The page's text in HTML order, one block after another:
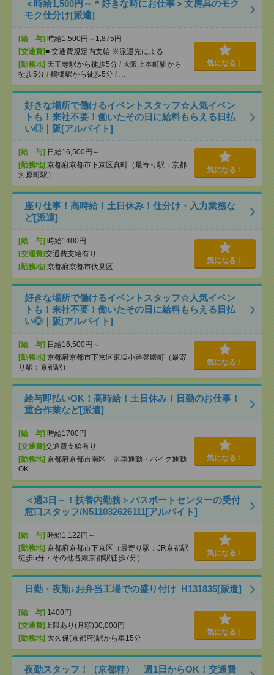
＜時給1,500円～＊好きな時にお仕事＞文房具のモク
モク仕分け[派遣]
[給 与] 時給1,500円～1,875円
[交通費]■ 交通費規定内支給 ※派遣先による
[勤務地] 天王寺駅から徒歩5分 / 大阪上本町駅から
徒歩5分 / 鶴橋駅から徒歩5分 / …
気になる！
好きな場所で働けるイベントスタッフ☆人気イベン
トも！来社不要！働いたその日に給料もらえる日払
い◎｜阪[アルバイト]
[給 与] 日給16,500円～
[勤務地] 京都府京都市下京区真町（最寄り駅：京都
河原町駅）
気になる！
座り仕事！高時給！土日休み！仕分け・入力業務な
ど[派遣]
[給 与] 時給1400円
[交通費]交通費支給有り
[勤務地] 京都府京都市伏見区
気になる！
好きな場所で働けるイベントスタッフ☆人気イベン
トも！来社不要！働いたその日に給料もらえる日払
い◎｜阪[アルバイト]
[給 与] 日給16,500円～
[勤務地] 京都府京都市下京区東塩小路釜殿町（最寄
り駅：京都駅）
気になる！
給与即払いOK！高時給！土日休み！日勤のお仕事！
重合作業など[派遣]
[給 与] 時給1700円
[交通費]交通費支給有り
[勤務地] 京都府京都市南区 ※車通勤・バイク通勤
OK
気になる！
＜週3日～！扶養内勤務＞パスポートセンターの受付
窓口スタッフ/N511032626111[アルバイト]
[給 与] 時給1,122円～
[勤務地] 京都府京都市下京区（最寄り駅：JR京都駅
徒歩5分・その他各線京都駅徒歩7分）
気になる！
日勤・夜勤♪お弁当工場での盛り付け_H131835[派遣]
[給 与] 1400円
[交通費] 上限あり(月額)30,000円
[勤務地] 大久保(京都府)駅から車15分
気になる！
夜勤スタッフ！（京都桂） 週1日からOK！交通費